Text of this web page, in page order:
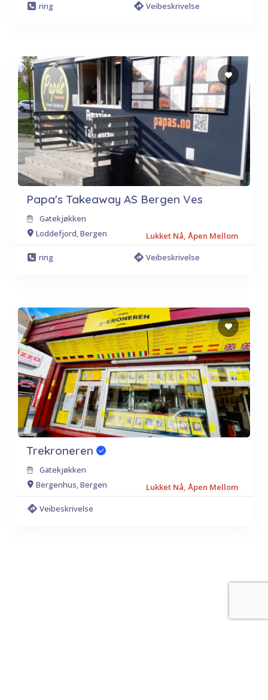
ring Veibeskrivelse
Papa's Takeaway AS Bergen Ves
Gatekjøkken
Loddefjord, Bergen
Lukket Nå, Åpen Mellom
ring
Veibeskrivelse
Trekroneren
Gatekjøkken
Bergenhus, Bergen
Lukket Nå, Åpen Mellom
Veibeskrivelse